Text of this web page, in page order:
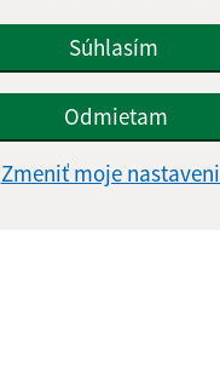
Súhlasím
Odmietam
Zmeniť moje
IČO: 00318906